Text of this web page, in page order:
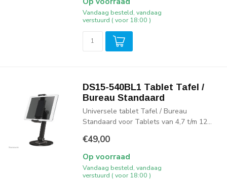
Vandaag besteld, vandaag
verstuurd ( voor 18:00 )
DS15-540BL1 Tablet Tafel /
Bureau Standaard
Universele tablet Tafel / Bureau
Standaard voor Tablets van 4,7 t/m 12...
€49,00
Op voorraad
Vandaag besteld, vandaag
verstuurd ( voor 18:00 )